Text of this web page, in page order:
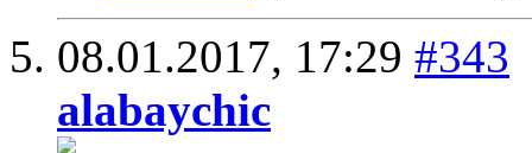
08.01.2017, 17:29 #343
alabaychic